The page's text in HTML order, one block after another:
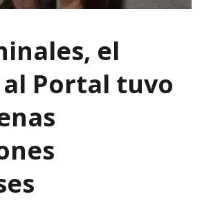
el
Portal tuvo